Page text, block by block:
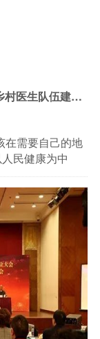
心系乡村医生，关注农村卫健事业 中国乡村医生队伍建设研讨会暨“百姓满意的乡村医生”推荐会圆满落幕
在需要自己的地
民健康为中
初心，我将继
姓满意的乡村...